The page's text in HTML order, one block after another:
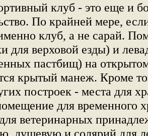
клуб - это еще и
По крайней мере,
клуб, а не сарай.
для верховой езды) и
пастбищ) на
крытый манеж. Кроме
построек - места для
для временного
ветеринарных